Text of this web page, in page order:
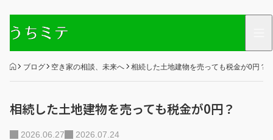
HOME
ブログ 空き家の相談、未来へ 相続した土地建物を売っても税金が0円？
相続した土地建物を売っても税金が0円？
2026.06.27 2026.07.24